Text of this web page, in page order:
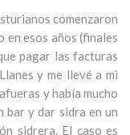
comenzaron
en esos años (finales
pagar las facturas
y me llevé a mi
y había mucho
bar y dar sidra en un
sidrera. El caso es